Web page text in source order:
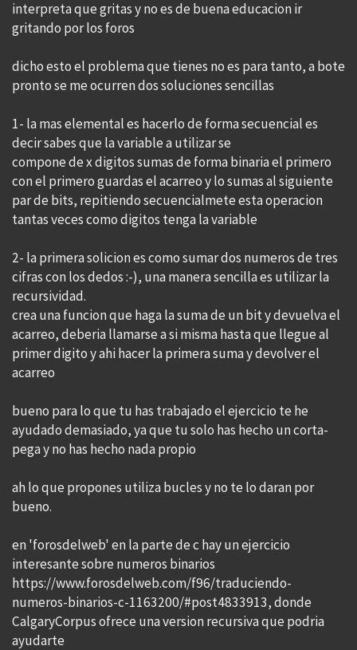
interpreta que gritas y no es de buena educacion ir
gritando por los foros
dicho esto el problema que tienes no es para tanto, a bote
pronto se me ocurren dos soluciones sencillas
1- la mas elemental es hacerlo de forma secuencial es
decir sabes que la variable a utilizar se
compone de x digitos sumas de forma binaria el primero
con el primero guardas el acarreo y lo sumas al siguiente
par de bits, repitiendo secuencialmete esta operacion
tantas veces como digitos tenga la variable
2- la primera solicion es como sumar dos numeros de tres
cifras con los dedos :-), una manera sencilla es utilizar la
recursividad.
crea una funcion que haga la suma de un bit y devuelva el
acarreo, deberia llamarse a si misma hasta que llegue al
primer digito y ahi hacer la primera suma y devolver el
acarreo
bueno para lo que tu has trabajado el ejercicio te he
ayudado demasiado, ya que tu solo has hecho un corta-
pega y no has hecho nada propio
ah lo que propones utiliza bucles y no te lo daran por
bueno.
en 'forosdelweb' en la parte de c hay un ejercicio
interesante sobre numeros binarios
https://www.forosdelweb.com/f96/traduciendo-
numeros-binarios-c-1163200/#post4833913, donde
CalgaryCorpus ofrece una version recursiva que podria
ayudarte